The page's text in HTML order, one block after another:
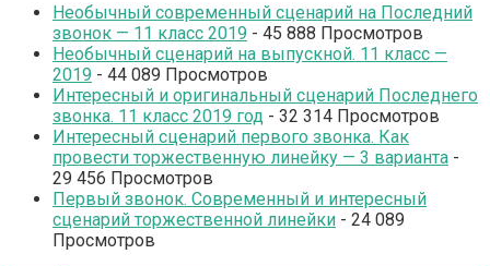
Необычный современный сценарий на Последний
звонок — 11 класс 2019 - 45 888 Просмотров
Необычный сценарий на выпускной. 11 класс —
2019 - 44 089 Просмотров
Интересный и оригинальный сценарий Последнего
звонка. 11 класс 2019 год - 32 314 Просмотров
Интересный сценарий первого звонка. Как
провести торжественную линейку — 3 варианта -
29 456 Просмотров
Первый звонок. Современный и интересный
сценарий торжественной линейки - 24 089
Просмотров